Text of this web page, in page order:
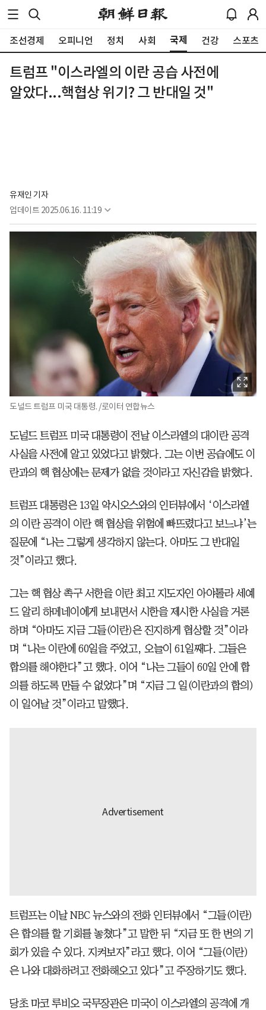
조선경제 오피니언 정치 사회 국제 건강 스포츠
트럼프 "이스라엘의 이란 공습 사전에
알았다...핵협상 위기? 그 반대일 것"
유재인 기자
업데이트 2025.06.16. 11:19
도널드 트럼프 미국 대통령. /로이터 연합뉴스
도널드 트럼프 미국 대통령이 전날 이스라엘의 대이란 공격
사실을 사전에 알고 있었다고 밝혔다. 그는 이번 공습에도 이
란과의 핵 협상에는 문제가 없을 것이라고 자신감을 밝혔다.
트럼프 대통령은 13일 악시오스와의 인터뷰에서 ‘이스라엘
의 이란 공격이 이란 핵 협상을 위험에 빠뜨렸다고 보느냐’는
질문에 “나는 그렇게 생각하지 않는다. 아마도 그 반대일
것”이라고 했다.
그는 핵 협상 촉구 서한을 이란 최고 지도자인 아야톨라 세예
드 알리 하메네이에게 보내면서 시한을 제시한 사실을 거론
하며 “아마도 지금 그들(이란)은 진지하게 협상할 것”이라
며 “나는 이란에 60일을 주었고, 오늘이 61일째다. 그들은
합의를 해야한다”고 했다. 이어 “나는 그들이 60일 안에 합
의를 하도록 만들 수 없었다”며 “지금 그 일(이란과의 합의)
이 일어날 것”이라고 말했다.
트럼프는 이날 NBC 뉴스와의 전화 인터뷰에서 “그들(이란)
은 합의를 할 기회를 놓쳤다”고 말한 뒤 “지금 또 한 번의 기
회가 있을 수 있다. 지켜보자”라고 했다. 이어 “그들(이란)
은 나와 대화하려고 전화해오고 있다”고 주장하기도 했다.
당초 마코 루비오 국무장관은 미국이 이스라엘의 공격에 개